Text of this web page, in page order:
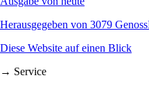
Herausgegeben von 3079
Diese Website auf einen Blick
→ Service